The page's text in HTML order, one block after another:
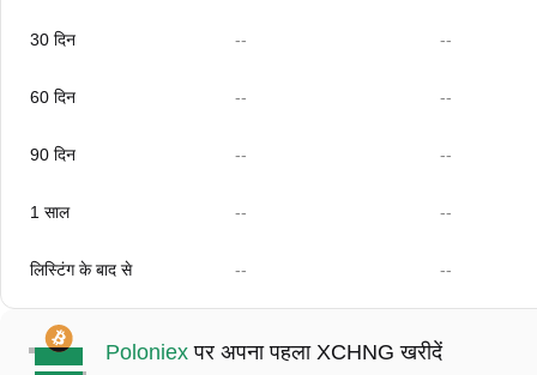
30 दिन -- --
60 दिन -- --
90 दिन -- --
1 साल -- --
लिस्टिंग के बाद से -- --
Poloniex पर अपना पहला XCHNG खरीदें